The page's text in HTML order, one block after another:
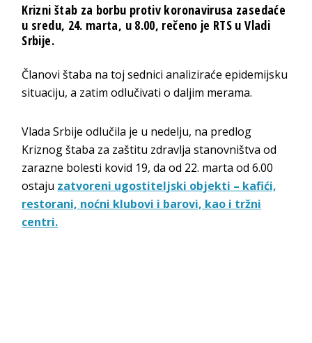
Krizni štab za borbu protiv koronavirusa zasedaće
u sredu, 24. marta, u 8.00, rečeno je RTS u Vladi
Srbije.
Članovi štaba na toj sednici analiziraće epidemijsku
situaciju, a zatim odlučivati o daljim merama.
Vlada Srbije odlučila je u nedelju, na predlog
Kriznog štaba za zaštitu zdravlja stanovništva od
zarazne bolesti kovid 19, da od 22. marta od 6.00
ostaju zatvoreni ugostiteljski objekti – kafići,
restorani, noćni klubovi i barovi, kao i tržni
centri.